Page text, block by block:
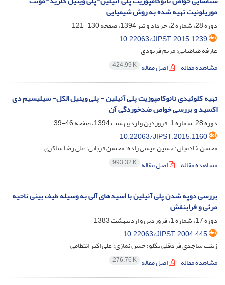
موریلونیت تهیه شده به روش شیمیایی
دوره 28، شماره 2، خرداد و تیر 1394، صفحه
130-121
10.22063/JIPST.2015.1239
عارفه طباطبایی؛ مریم فربودی
مشاهده مقاله
اصل مقاله 424.99 K
تهیه کلوئیدی نانوکامپوزیت پلی آنیلین - پلی وینیل الکل- سیلیسیم دی
اکسید و بررسی خواص ضدخوردگی آن
دوره 28، شماره 1، فروردین و اردیبهشت 1394، صفحه
46-39
10.22063/JIPST.2015.1160
محسن خادمیان؛ حسین عیسی زاده؛ محسن قربانی؛ علی رضا شاکری
مشاهده مقاله
اصل مقاله 993.32 K
بررسی دوپه شدن پلی آنیلین با اسیدهای آلی به وسیله طیف بینی ناحیه
مرئی و فرابنفش
دوره 17، شماره 1، فروردین و اردیبهشت 1383
10.22063/JIPST.2004.445
زینب ساجدی فردقلی بگلو؛ حسن نمازی؛ علی اکبر انتظامی
مشاهده مقاله
اصل مقاله 276.76 K